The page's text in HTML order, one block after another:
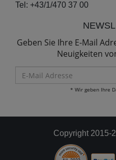
Tel: +43/1/470 37 00
Geben Sie Ihre E-Mail
Neuigkeiten
Mail
* Wir geben Ihre
Copyright 2015-